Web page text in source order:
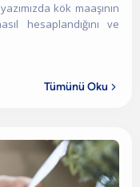
kök maaşının
hesaplandığını ve
Tümünü Oku 